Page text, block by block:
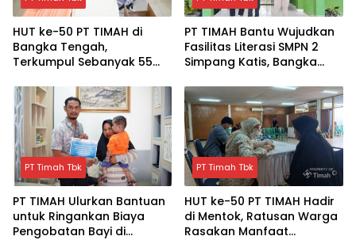
HUT ke-50 PT TIMAH di
Bangka Tengah,
Terkumpul Sebanyak 55
PT TIMAH Bantu Wujudkan
Fasilitas Literasi SMPN 2
Simpang Katis, Bangka
PT Timah Tbk
PT TIMAH Ulurkan Bantuan
untuk Ringankan Biaya
Pengobatan Bayi di
PT Timah Tbk
HUT ke-50 PT TIMAH Hadir
di Mentok, Ratusan Warga
Rasakan Manfaat